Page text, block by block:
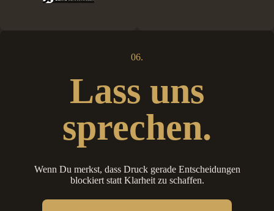
06.
Lass uns
sprechen.
Wenn Du merkst, dass Druck gerade Entscheidungen
blockiert statt Klarheit zu schaffen.